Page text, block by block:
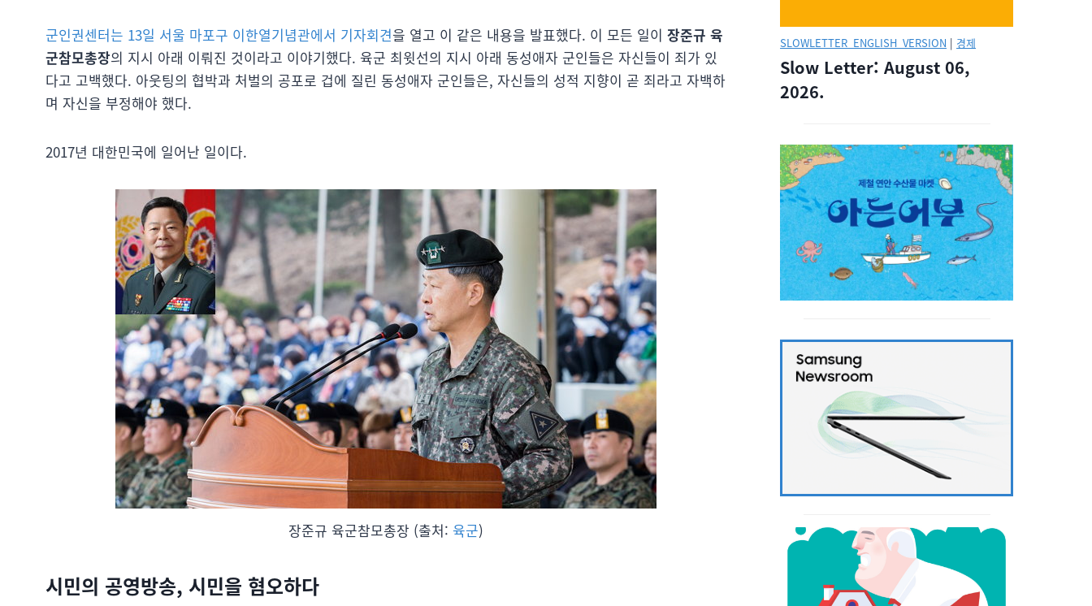
군인권센터는 13일 서울 마포구 이한열기념관에서 기자회견을 열고 이 같은 내용을 발표했다. 이 모든 일이 장준규 육
군참모총장의 지시 아래 이뤄진 것이라고 이야기했다. 육군 최윗선의 지시 아래 동성애자 군인들은 자신들이 죄가 있
다고 고백했다. 아웃팅의 협박과 처벌의 공포로 겁에 질린 동성애자 군인들은, 자신들의 성적 지향이 곧 죄라고 자백하
며 자신을 부정해야 했다.
2017년 대한민국에 일어난 일이다.
장준규 육군참모총장 (출처: 육군)
시민의 공영방송, 시민을 혐오하다
SLOWLETTER_ENGLISH_VERSION | 경제
Slow Letter: August 06,
2026.